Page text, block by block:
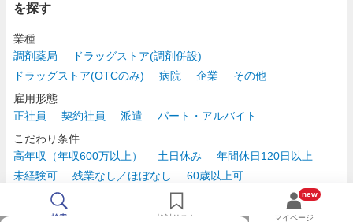
を探す
業種
調剤薬局
ドラッグストア(調剤併設)
ドラッグストア(OTCのみ)
病院 企業
その他
雇用形態
正社員
契約社員 派遣
パート・アルバイト
こだわり条件
高年収（年収600万以上）
土日休み
年間休日120日以上
未経験可
残業なし／ほぼなし
60歳以上可
時給2,500円以上
検索 検討リスト
new
マイページ